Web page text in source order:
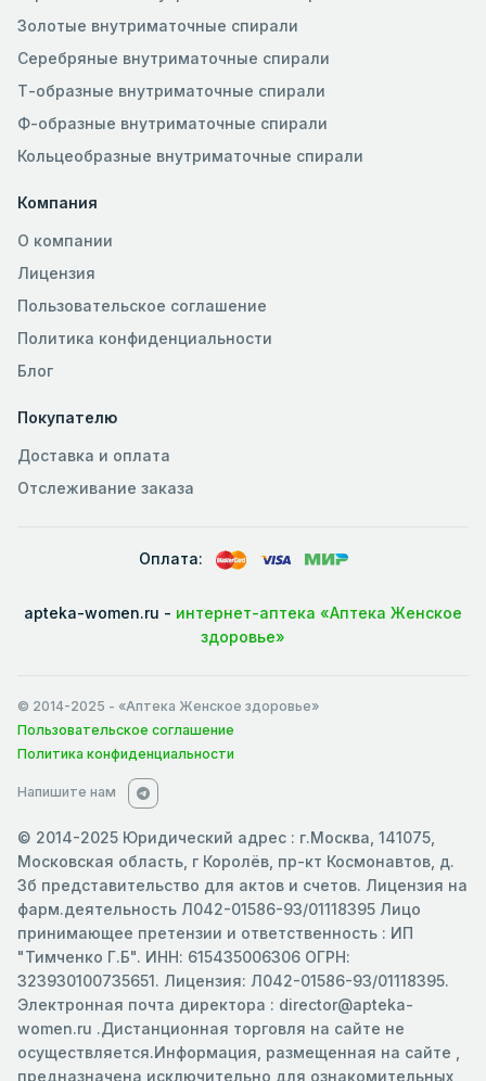
Золотые внутриматочные спирали
Серебряные внутриматочные спирали
Т-образные внутриматочные спирали
Ф-образные внутриматочные спирали
Кольцеобразные внутриматочные спирали
Компания
О компании
Лицензия
Пользовательское соглашение
Политика конфиденциальности
Блог
Покупателю
Доставка и оплата
Отслеживание заказа
Оплата:
apteka-women.ru - интернет-аптека «Аптека Женское
здоровье»
© 2014-2025 - «Аптека Женское здоровье»
Пользовательское соглашение
Политика конфиденциальности
Напишите нам
© 2014-2025 Юридический адрес : г.Москва, 141075,
Московская область, г Королёв, пр-кт Космонавтов, д.
3б представительство для актов и счетов. Лицензия на
фарм.деятельность Л042-01586-93/01118395 Лицо
принимающее претензии и ответственность : ИП
"Тимченко Г.Б". ИНН: 615435006306 ОГРН:
323930100735651. Лицензия: Л042-01586-93/01118395.
Электронная почта директора : director@apteka-
women.ru .Дистанционная торговля на сайте не
осуществляется.Информация, размещенная на сайте ,
предназначена исключительно для ознакомительных